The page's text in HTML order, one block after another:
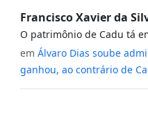
Francisco Xavier da
O patrimônio de Cadu tá
em Álvaro Dias soube
ganhou, ao contrário de